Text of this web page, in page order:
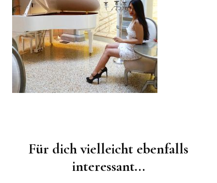
Für dich vielleicht ebenfalls
interessant...